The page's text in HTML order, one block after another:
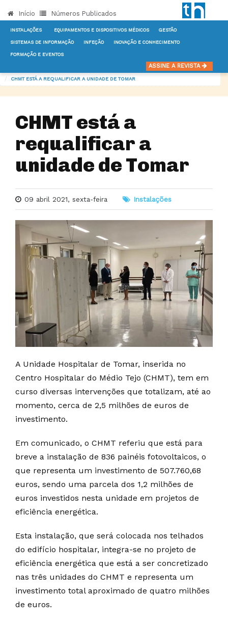
Início Números Publicados
INSTALAÇÕES EQUIPAMENTOS E DISPOSITIVOS MÉDICOS GESTÃO
SISTEMAS DE INFORMAÇÃO INFEÇÃO INOVAÇÃO E CONHECIMENTO
FORMAÇÃO E EVENTOS
ASSINE A REVISTA
CHMT ESTÁ A REQUALIFICAR A UNIDADE DE TOMAR
CHMT está a
requalificar a
unidade de Tomar
09 abril 2021, sexta-feira Instalações
A Unidade Hospitalar de Tomar, inserida no
Centro Hospitalar do Médio Tejo (CHMT), tem em
curso diversas intervenções que totalizam, até ao
momento, cerca de 2,5 milhões de euros de
investimento.
Em comunicado, o CHMT referiu que está para
breve a instalação de 836 painéis fotovoltaicos, o
que representa um investimento de 507.760,68
euros, sendo uma parcela dos 1,2 milhões de
euros investidos nesta unidade em projetos de
eficiência energética.
Esta instalação, que será colocada nos telhados
do edifício hospitalar, integra-se no projeto de
eficiência energética que está a ser concretizado
nas três unidades do CHMT e representa um
investimento total aproximado de quatro milhões
de euros.